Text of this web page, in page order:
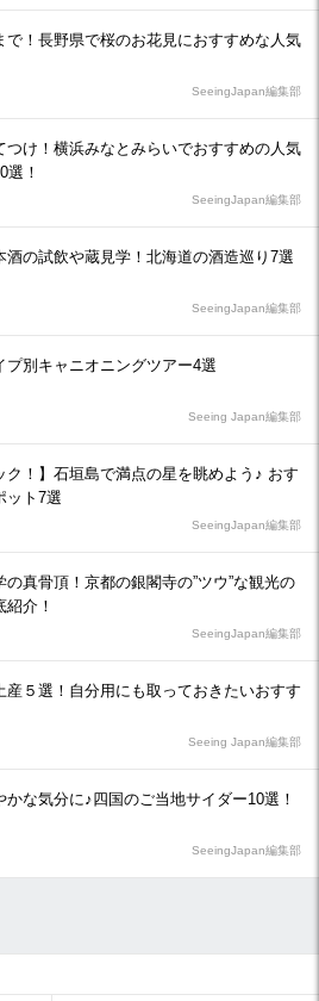
で！長野県で桜のお花見におすすめな人気
SeeingJapan編集部
つけ！横浜みなとみらいでおすすめの人気
選！
SeeingJapan編集部
酒の試飲や蔵見学！北海道の酒造巡り7選
SeeingJapan編集部
プ別キャニオニングツアー4選
Seeing Japan編集部
ク！】石垣島で満点の星を眺めよう♪ おす
ット7選
SeeingJapan編集部
の真骨頂！京都の銀閣寺の”ツウ”な観光の
介！
SeeingJapan編集部
産５選！自分用にも取っておきたいおすす
Seeing Japan編集部
かな気分に♪四国のご当地サイダー10選！
SeeingJapan編集部